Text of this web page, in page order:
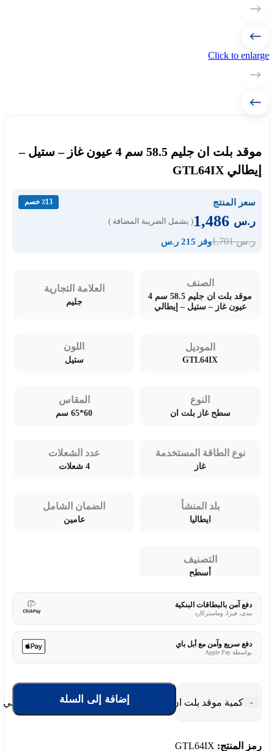
Click to enlarge
موقد بلت ان جليم 58.5 سم 4 عيون غاز – ستيل –
إيطالي GTL64IX
سعر المنتج ٪13 خصم
ر.س ( يشمل الضريبة المضافة )
ر.س1,701 وفر 215 ر.س
الصنف
موقد بلت ان جليم 58.5 سم 4
عيون غاز – ستيل – إيطالي
العلامة التجارية
جليم
الموديل
GTL64IX
اللون
ستيل
النوع
سطح غاز بلت ان
المقاس
60*65 سم
نوع الطاقة المستخدمة
غاز
عدد الشعلات
4 شعلات
بلد المنشأ
ايطاليا
الضمان الشامل
عامين
التصنيف
أسطح
دفع آمن بالبطاقات البنكية
مدى، فيزا، وماستركارد
دفع سريع وآمن مع أبل باي
بواسطة Apple Pay
- كمية موقد بلت ان جليم 58.5 سم 4 عيون غاز - ستيل - إيطالي GTL64IX إضافة إلى السلة
رمز المنتج: GTL64IX